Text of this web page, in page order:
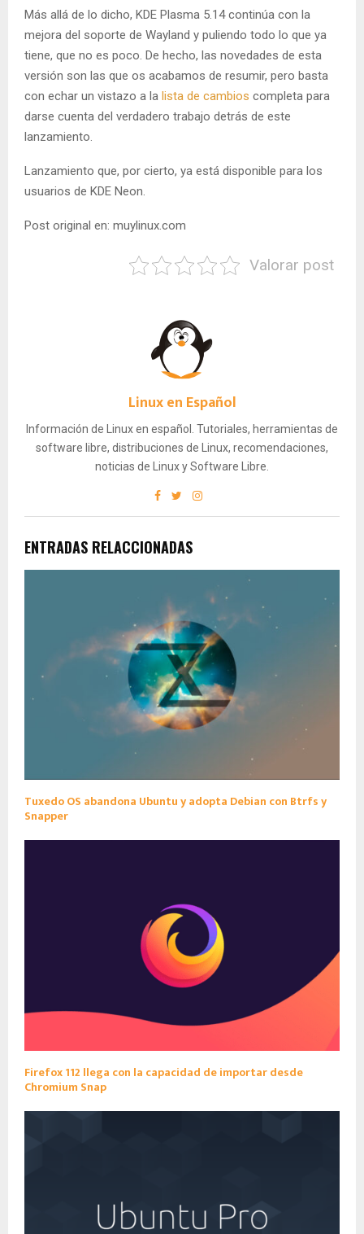
Más allá de lo dicho, KDE Plasma 5.14 continúa con la
mejora del soporte de Wayland y puliendo todo lo que ya
tiene, que no es poco. De hecho, las novedades de esta
versión son las que os acabamos de resumir, pero basta
con echar un vistazo a la lista de cambios completa para
darse cuenta del verdadero trabajo detrás de este
lanzamiento.
Lanzamiento que, por cierto, ya está disponible para los
usuarios de KDE Neon.
Post original en: muylinux.com
Valorar post
Linux en Español
Información de Linux en español. Tutoriales, herramientas de
software libre, distribuciones de Linux, recomendaciones,
noticias de Linux y Software Libre.
ENTRADAS RELACCIONADAS
Tuxedo OS abandona Ubuntu y adopta Debian con Btrfs y
Snapper
Firefox 112 llega con la capacidad de importar desde
Chromium Snap